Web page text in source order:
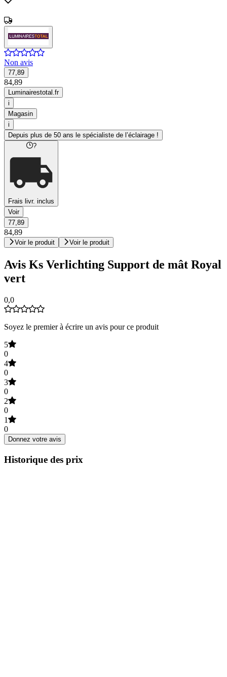
Non avis
77,89
84,89
Luminairestotal.fr
i
Magasin
i
Depuis plus de 50 ans le spécialiste de l’éclairage !
?
Frais livr. inclus
Voir
77,89
84,89
Voir le produit Voir le produit
Avis Ks Verlichting Support de mât Royal
vert
0,0
Soyez le premier à écrire un avis pour ce produit
5
0
4
0
3
0
2
0
1
0
Donnez votre avis
Historique des prix